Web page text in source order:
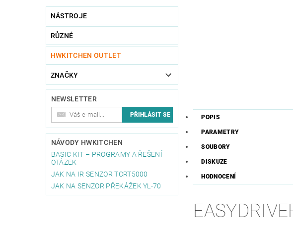
NÁSTROJE
RŮZNÉ
HWKITCHEN OUTLET
ZNAČKY
NEWSLETTER
NÁVODY HWKITCHEN
BASIC KIT – PROGRAMY A ŘEŠENÍ
OTÁZEK
JAK NA IR SENZOR TCRT5000
JAK NA SENZOR PŘEKÁŽEK YL-70
POPIS
PARAMETRY
SOUBORY
DISKUZE
HODNOCENÍ